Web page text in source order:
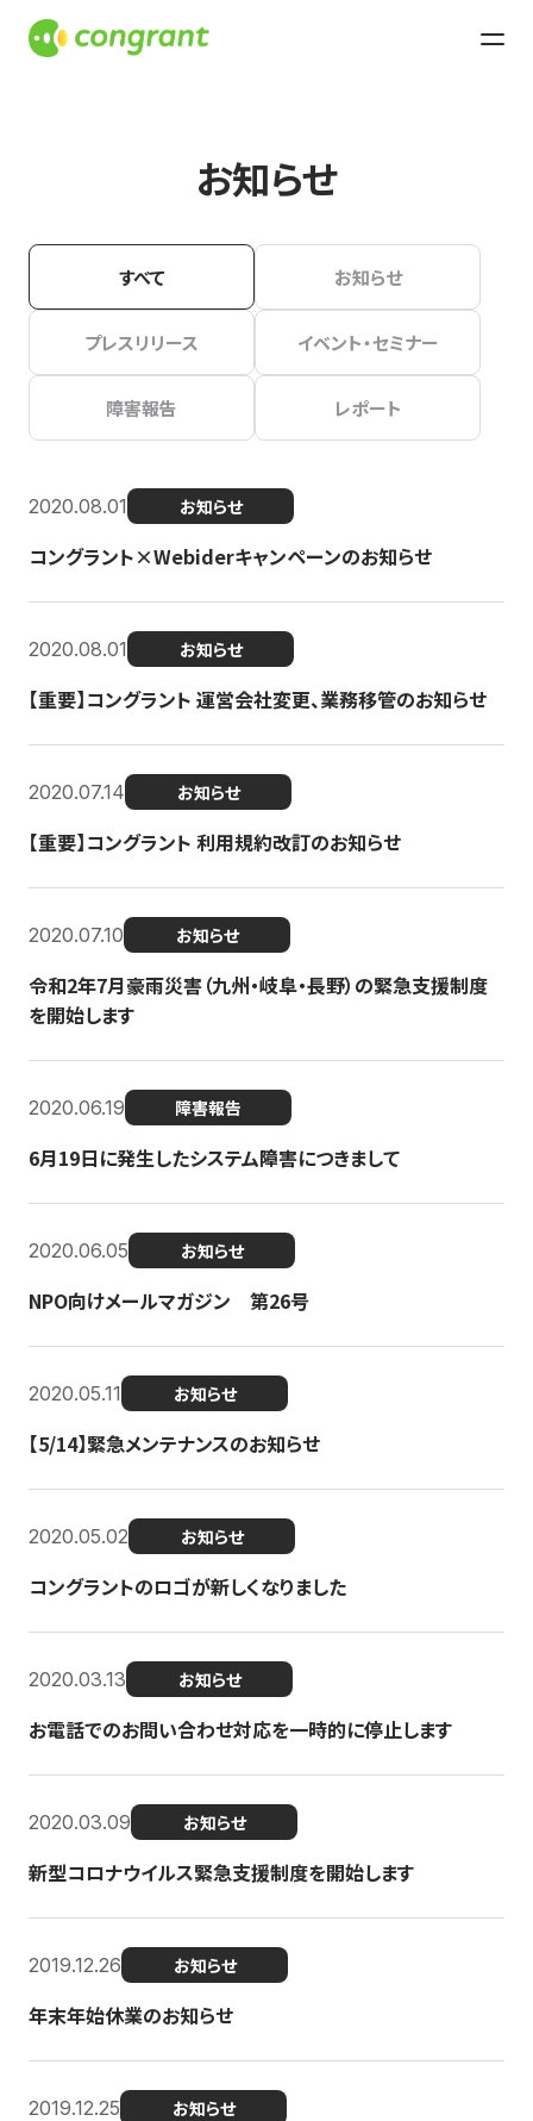
お知らせ
すべて お知らせ
プレスリリース イベント・セミナー
障害報告 レポート
2020.08.01 お知らせ
コングラント×Webiderキャンペーンのお知らせ
2020.08.01 お知らせ
【重要】コングラント 運営会社変更、業務移管のお知らせ
2020.07.14 お知らせ
【重要】コングラント 利用規約改訂のお知らせ
2020.07.10 お知らせ
令和2年7月豪雨災害（九州・岐阜・長野）の緊急支援制度
を開始します
2020.06.19 障害報告
6月19日に発生したシステム障害につきまして
2020.06.05 お知らせ
NPO向けメールマガジン 第26号
2020.05.11 お知らせ
【5/14】緊急メンテナンスのお知らせ
2020.05.02 お知らせ
コングラントのロゴが新しくなりました
2020.03.13 お知らせ
お電話でのお問い合わせ対応を一時的に停止します
2020.03.09 お知らせ
新型コロナウイルス緊急支援制度を開始します
2019.12.26 お知らせ
年末年始休業のお知らせ
2019.12.25 お知らせ